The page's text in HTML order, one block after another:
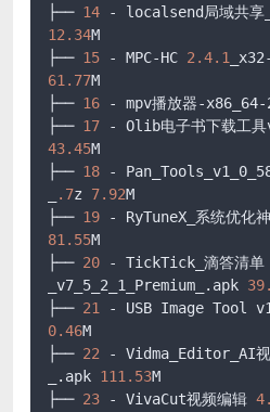
├── 14 - localsend局域共享
12.34M
├── 15 - MPC-HC 2.4.1
61.77M
├── 16 - mpv播放器-x86_64-
├── 17
43.45M
├── 18 -
.7z 7.92M
├── 19
81.55M
├── 20 - TickTick_滴答清单
_v7_5_2_1_Premium_.apk
├── 21 - USB Image Tool v1
0.46M
├── 22 - Vidma_Editor_AI视
_.apk 111.53M
├── 23 - VivaCut视频编辑